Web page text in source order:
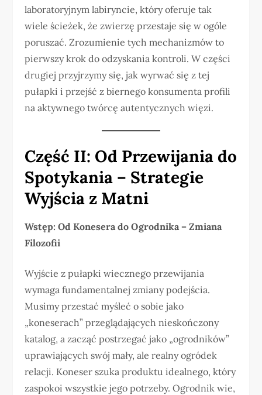
laboratoryjnym labiryncie, który oferuje tak
wiele ścieżek, że zwierzę przestaje się w ogóle
poruszać. Zrozumienie tych mechanizmów to
pierwszy krok do odzyskania kontroli. W części
drugiej przyjrzymy się, jak wyrwać się z tej
pułapki i przejść z biernego konsumenta profili
na aktywnego twórcę autentycznych więzi.
Część II: Od Przewijania do
Spotykania – Strategie
Wyjścia z Matni
Wstęp: Od Konesera do Ogrodnika – Zmiana
Filozofii
Wyjście z pułapki wiecznego przewijania
wymaga fundamentalnej zmiany podejścia.
Musimy przestać myśleć o sobie jako
„koneserach” przeglądających nieskończony
katalog, a zacząć postrzegać jako „ogrodników”
uprawiających swój mały, ale realny ogródek
relacji. Koneser szuka produktu idealnego, który
zaspokoi wszystkie jego potrzeby. Ogrodnik wie,